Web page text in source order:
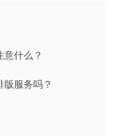
什么？
服务吗？